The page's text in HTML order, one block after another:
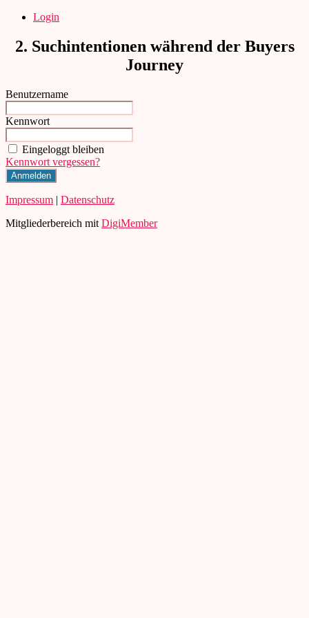
Direkt
Inhalt
wechseln
Login
2. Suchintentionen während der Buyers
Journey
Benutzername
Kennwort
Eingeloggt bleiben
Kennwort vergessen?
Impressum | Datenschutz
Mitgliederbereich mit DigiMember